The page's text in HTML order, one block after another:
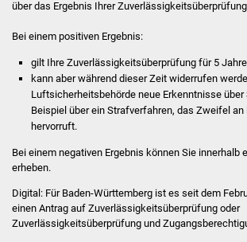
Senioren
Ältere
Familien
über das Ergebnis Ihrer
Bei einem positiven Ergebnis:
gilt Ihre Zuverlässigkeitsüberprüfung für 5
kann aber während dieser Zeit widerrufen
Luftsicherheitsbehörde neue Erkenntnisse über
Beispiel über ein Strafverfahren, das Zweifel
hervorruft.
​​​​​​​Bei einem negativen Ergebnis können Sie innerhalb
erheben.
Digital: Für Baden-Württemberg ist es seit dem
einen Antrag auf Zuverlässigkeitsüberprüfung oder
Zuverlässigkeitsüberprüfung und